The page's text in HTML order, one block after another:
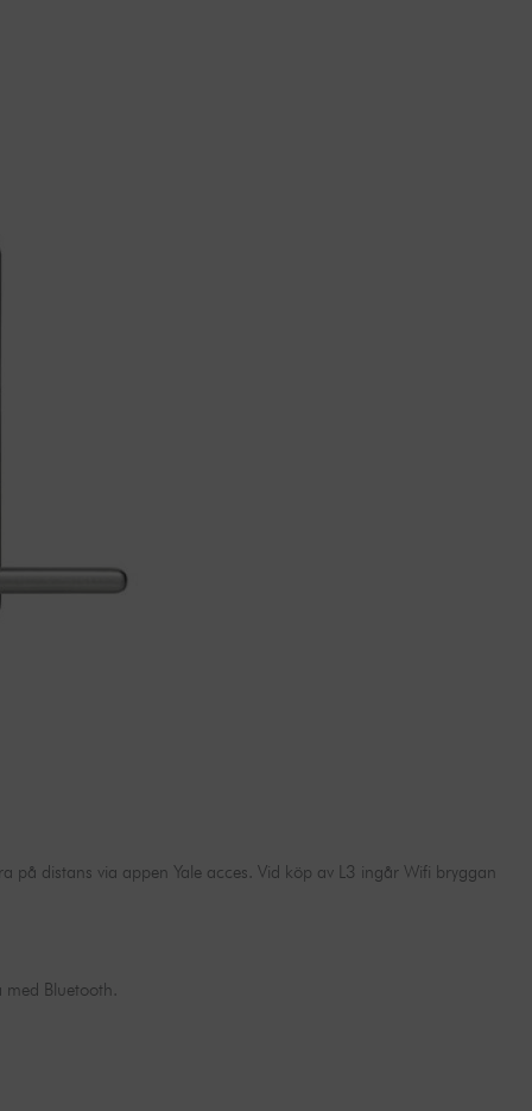
distans via appen Yale acces. Vid köp av L3 ingår Wifi bryggan
Bluetooth.